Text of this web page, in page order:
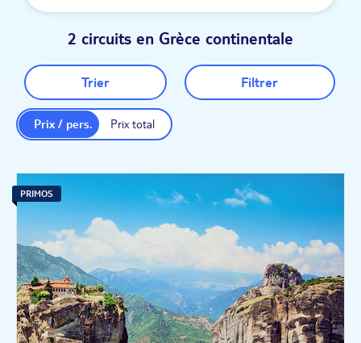
2 circuits en Grèce continentale
Trier Filtrer
Prix total
Prix / pers.
PRIMOS